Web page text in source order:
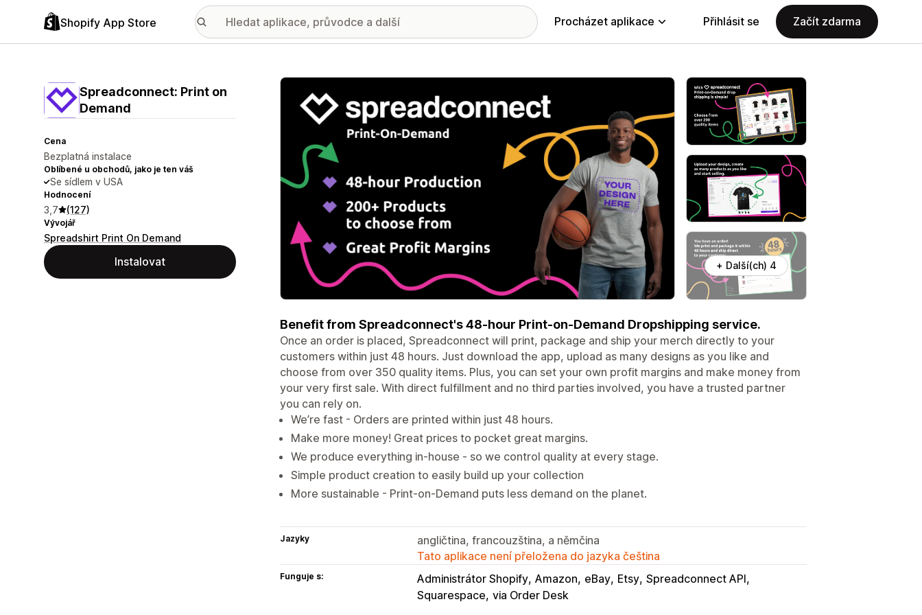
Shopify App Store Procházet aplikace Přihlásit se Začít zdarma
Spreadconnect: Print on
Demand
Cena
Bezplatná instalace
Oblíbené u obchodů, jako je ten váš
Se sídlem v USA
Hodnocení
3,7 (127)
Vývojář
Spreadshirt Print On Demand
Instalovat
Galerie propagovaných obrázků
+ Další(ch) 4
Benefit from Spreadconnect's 48-hour Print-on-Demand Dropshipping service.
Once an order is placed, Spreadconnect will print, package and ship your merch directly to your
customers within just 48 hours. Just download the app, upload as many designs as you like and
choose from over 350 quality items. Plus, you can set your own profit margins and make money from
your very first sale. With direct fulfillment and no third parties involved, you have a trusted partner
you can rely on.
We’re fast - Orders are printed within just 48 hours.
Make more money! Great prices to pocket great margins.
We produce everything in-house - so we control quality at every stage.
Simple product creation to easily build up your collection
More sustainable - Print-on-Demand puts less demand on the planet.
Jazyky
angličtina, francouzština, a němčina
Tato aplikace není přeložena do jazyka čeština
Funguje s: Administrátor Shopify Amazon eBay Etsy Spreadconnect API
Squarespace via Order Desk